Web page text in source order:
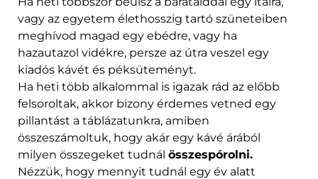
vagy az egyetem élethosszig tartó szüneteiben
meghívod magad egy ebédre, vagy ha
hazautazol vidékre, persze az útra veszel egy
kiadós kávét és péksüteményt.
Ha heti több alkalommal is igazak rád az előbb
felsoroltak, akkor bizony érdemes vetned egy
pillantást a táblázatunkra, amiben
összeszámoltuk, hogy akár egy kávé árából
milyen összegeket tudnál összespórolni.
Nézzük, hogy mennyit tudnál egy év alatt